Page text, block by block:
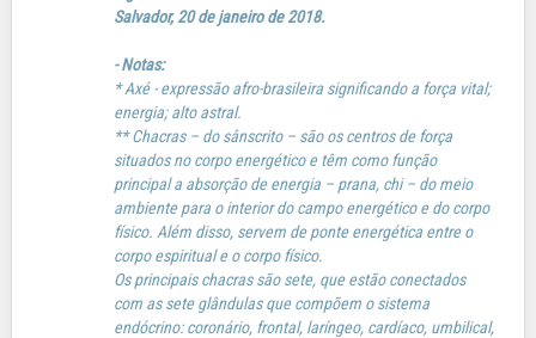
Salvador, 20 de janeiro de 2018.
- Notas:
* Axé - expressão afro-brasileira significando a força vital;
energia; alto astral.
** Chacras – do sânscrito – são os centros de força
situados no corpo energético e têm como função
principal a absorção de energia – prana, chi – do meio
ambiente para o interior do campo energético e do corpo
físico. Além disso, servem de ponte energética entre o
corpo espiritual e o corpo físico.
Os principais chacras são sete, que estão conectados
com as sete glândulas que compõem o sistema
endócrino: coronário, frontal, laríngeo, cardíaco, umbilical,